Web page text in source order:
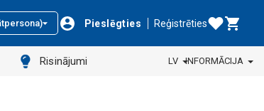
Pieslēgties Reģistrēties
Risinājumi LV INFORMĀCIJA